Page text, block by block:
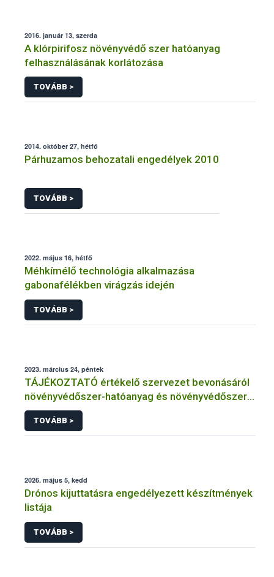
2016. január 13, szerda
A klórpirifosz növényvédő szer hatóanyag
felhasználásának korlátozása
TOVÁBB >
2014. október 27, hétfő
Párhuzamos behozatali engedélyek 2010
TOVÁBB >
2022. május 16, hétfő
Méhkímélő technológia alkalmazása
gabonafélékben virágzás idején
TOVÁBB >
2023. március 24, péntek
TÁJÉKOZTATÓ értékelő szervezet bevonásáról
növényvédőszer-hatóanyag és növényvédőszer
engedélyezésére, továbbá a meglévő engedély
meghosszabbítására vagy módosítására irányuló
eljárásba
TOVÁBB >
2026. május 5, kedd
Drónos kijuttatásra engedélyezett készítmények
listája
TOVÁBB >